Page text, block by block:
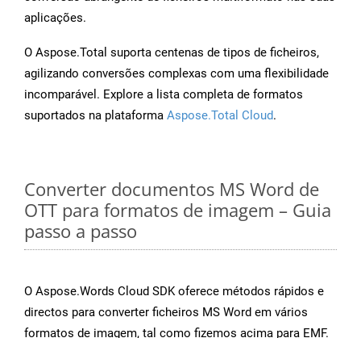
aplicações.
O Aspose.Total suporta centenas de tipos de ficheiros,
agilizando conversões complexas com uma flexibilidade
incomparável. Explore a lista completa de formatos
suportados na plataforma Aspose.Total Cloud.
Converter documentos MS Word de
OTT para formatos de imagem – Guia
passo a passo
O Aspose.Words Cloud SDK oferece métodos rápidos e
directos para converter ficheiros MS Word em vários
formatos de imagem, tal como fizemos acima para EMF.